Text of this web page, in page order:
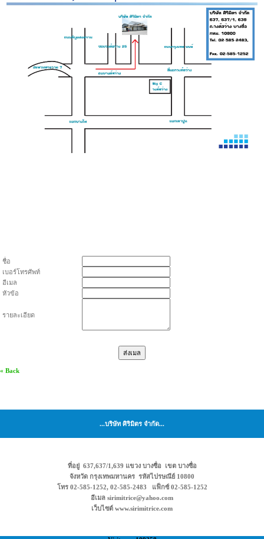
ชื่อ
เบอร์โทรศัพท์
อีเมล
หัวข้อ
รายละเอียด
« Back
...บริษัท ศิริมิตร จำกัด...
ที่อยู่ 637,637/1,639 แขวง บางซื่อ เขต บางซื่อ
จังหวัด กรุงเทพมหานคร รหัสไปรษณีย์ 10800
โทร 02-585-1252, 02-585-2483 แฟ็กซ์ 02-585-1252
อีเมล sirimitrice@yahoo.com
เว็บไซต์ www.sirimitrice.com